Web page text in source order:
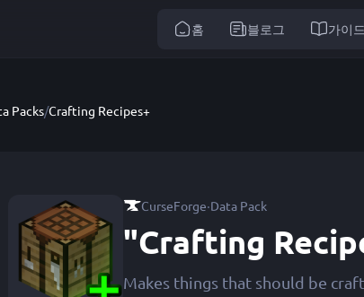
홈 블로그 가이드
Packs/Crafting Recipes+
CurseForge·Data Pack
"Crafting
Makes things that should be